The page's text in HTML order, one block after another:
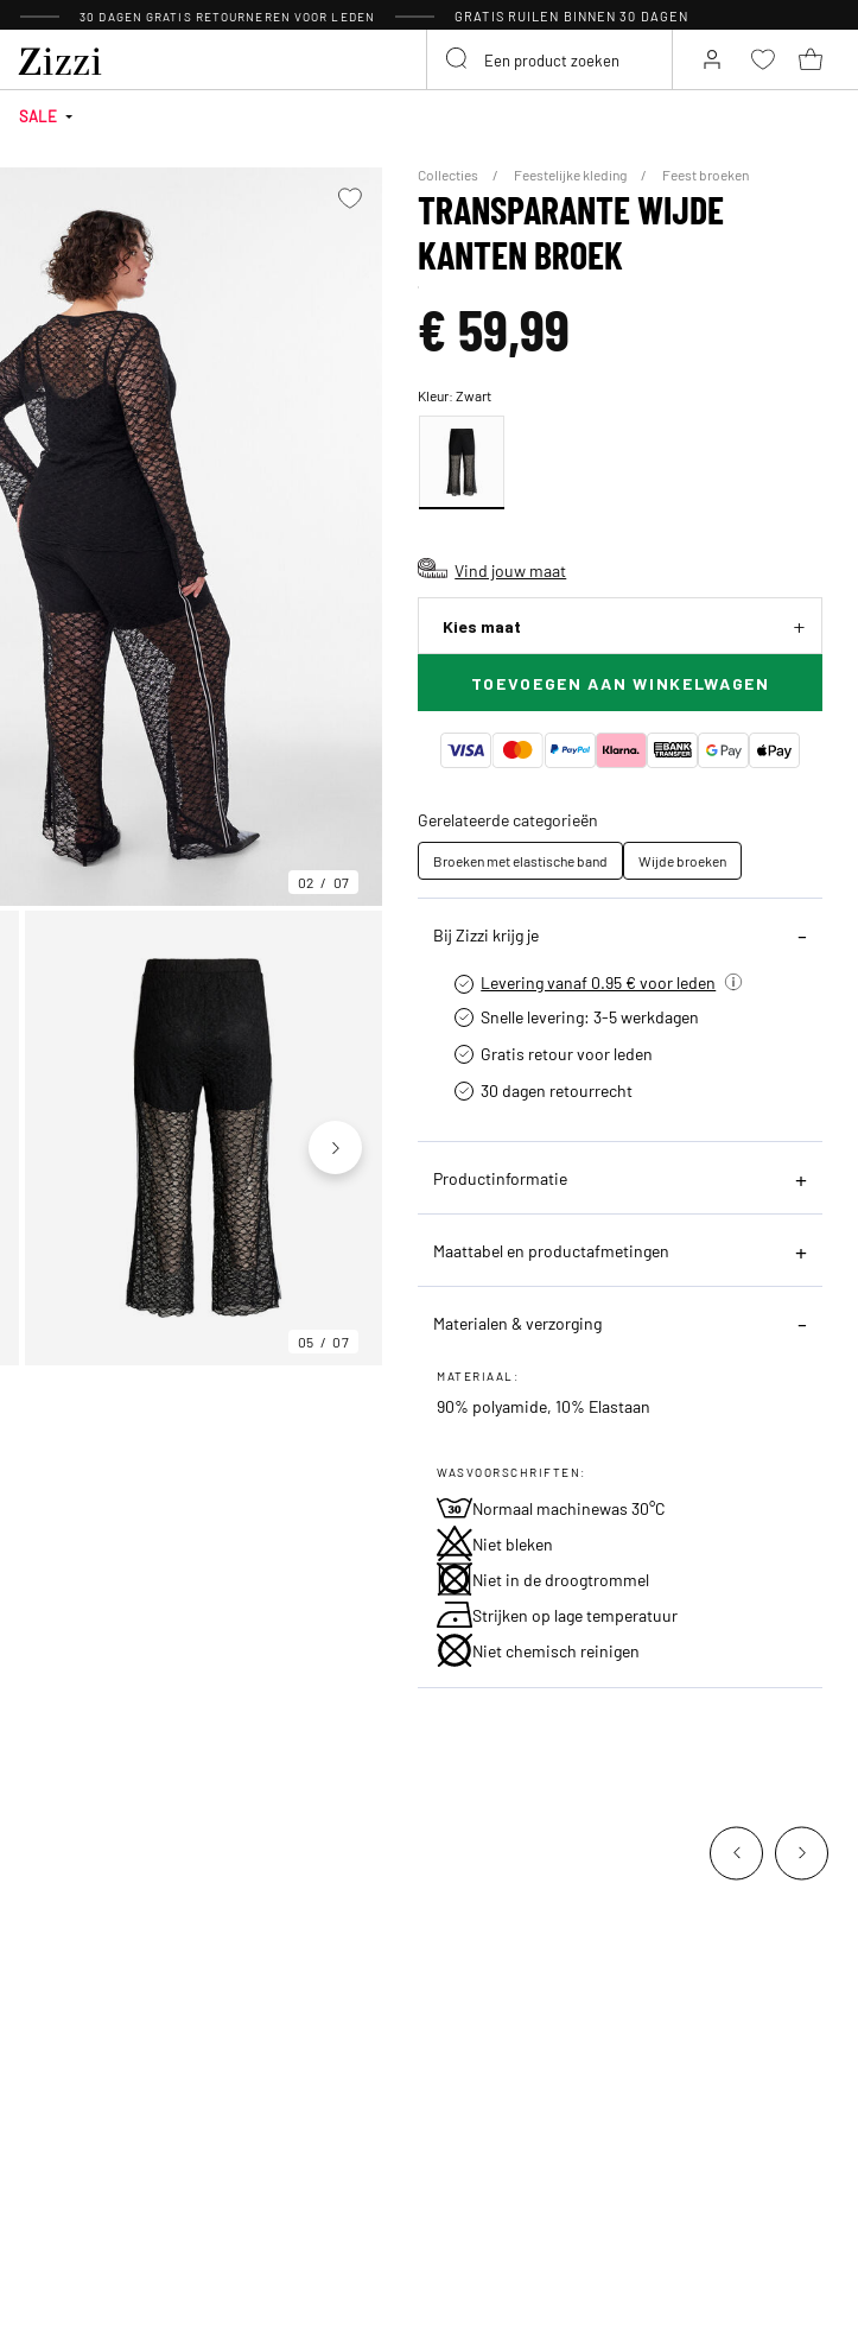
30 DAGEN GRATIS RETOURNEREN VOOR LEDEN GRATIS RUILEN BINNEN 30 DAGEN
SALE
02 07
05 07
Collecties Feestelijke kleding Feest broeken
TRANSPARANTE WIJDE
KANTEN BROEK
€ 59,99
Kleur:Zwart
Vind jouw maat
Kies maat
TOEVOEGEN AAN WINKELWAGEN
Gerelateerde categorieën
Broeken met elastische band Wijde broeken
Bij Zizzi krijg je
Levering vanaf 0.95 € voor leden
Snelle levering: 3-5 werkdagen
Gratis retour voor leden
30 dagen retourrecht­
Productinformatie
Maattabel en productafmetingen
Materialen & verzorging
MATERIAAL:
90% polyamide, 10% Elastaan
WASVOORSCHRIFTEN:
Normaal machinewas 30°C
Niet bleken
Niet in de droogtrommel
Strijken op lage temperatuur
Niet chemisch reinigen